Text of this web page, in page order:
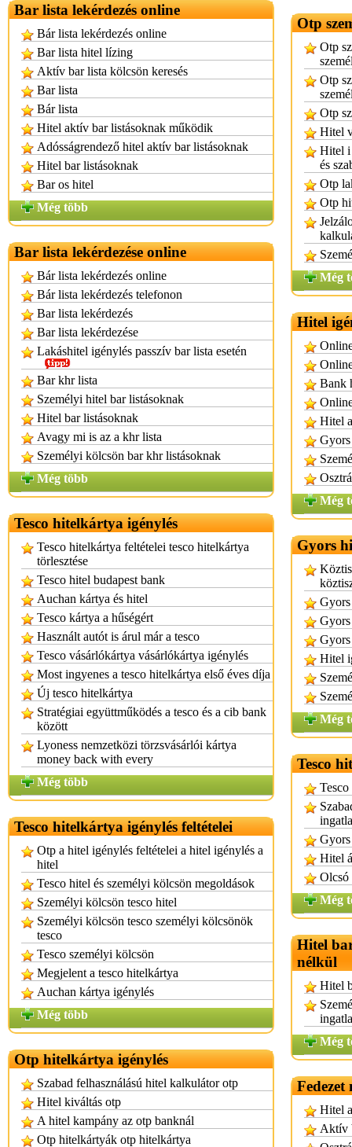
Bar lista lekérdezés online
Bár lista lekérdezés online
Bar lista hitel lízing
Aktív bar lista kölcsön keresés
Bar lista
Bár lista
Hitel aktív bar listásoknak működik
Adósságrendező hitel aktív bar listásoknak
Hitel bar listásoknak
Bar os hitel
Még több
Bar lista lekérdezése online
Bár lista lekérdezés online
Bár lista lekérdezés telefonon
Bar lista lekérdezés
Bar lista lekérdezése
Lakáshitel igénylés passzív bar lista esetén
Bar khr lista
Személyi hitel bar listásoknak
Hitel bar listásoknak
Avagy mi is az a khr lista
Személyi kölcsön bar khr listásoknak
Még több
Tesco hitelkártya igénylés
Tesco hitelkártya feltételei tesco hitelkártya
törlesztése
Tesco hitel budapest bank
Auchan kártya és hitel
Tesco kártya a hűségért
Használt autót is árul már a tesco
Tesco vásárlókártya vásárlókártya igénylés
Most ingyenes a tesco hitelkártya első éves díja
Új tesco hitelkártya
Stratégiai együttműködés a tesco és a cib bank
között
Lyoness nemzetközi törzsvásárlói kártya
money back with every
Még több
Tesco hitelkártya igénylés feltételei
Otp a hitel igénylés feltételei a hitel igénylés a
hitel
Tesco hitel és személyi kölcsön megoldások
Személyi kölcsön tesco hitel
Személyi kölcsön tesco személyi kölcsönök
tesco
Tesco személyi kölcsön
Megjelent a tesco hitelkártya
Auchan kártya igénylés
Még több
Otp hitelkártya igénylés
Szabad felhasználású hitel kalkulátor otp
Hitel kiváltás otp
A hitel kampány az otp banknál
Otp hitelkártyák otp hitelkártya
Otp
Otp
Otp
Otp
Hitel
Hitel i
és
Otp
Otp
Még
Hitel
Bank
Hitel
Még
Gyors
Hitel
Még
Tesco
Hitel
Olcsó
Még
Hitel
nélkül
Hitel
Még
Hitel
Aktív